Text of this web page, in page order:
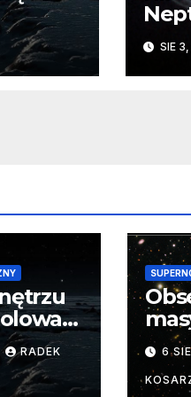
SIE
RADEK
od
6